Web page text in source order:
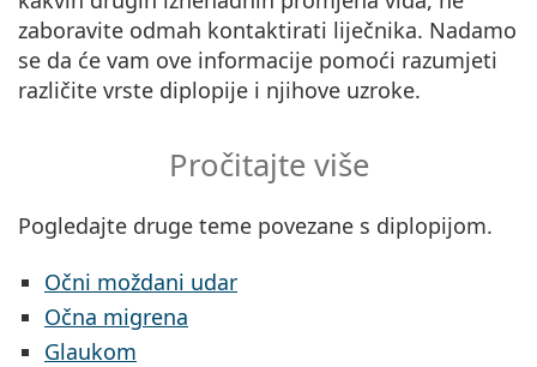
zaboravite odmah kontaktirati liječnika. Nadamo
se da će vam ove informacije pomoći razumjeti
različite vrste diplopije i njihove uzroke.
Pročitajte više
Pogledajte druge teme povezane s diplopijom.
Očni moždani udar
Očna migrena
Glaukom